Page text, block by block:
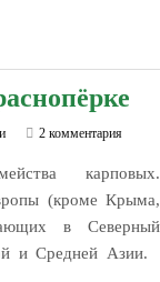
2 комментария
карповых.
(кроме Крыма,
в Северный
и Средней Азии.